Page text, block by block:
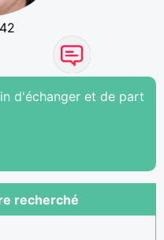
d'échanger et de part
recherché